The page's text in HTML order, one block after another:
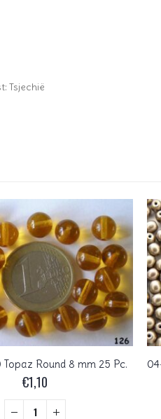
Tsjechië
Round 8 mm 25 Pc.
€1,10